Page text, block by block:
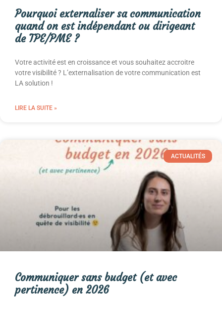
Pourquoi externaliser sa communication
quand on est indépendant ou dirigeant
de TPE/PME ?
Votre activité est en croissance et vous souhaitez accroitre
votre visibilité ? L’externalisation de votre communication est
LA solution !
LIRE LA SUITE »
ACTUALITÉS
Communiquer sans budget (et avec
pertinence) en 2026